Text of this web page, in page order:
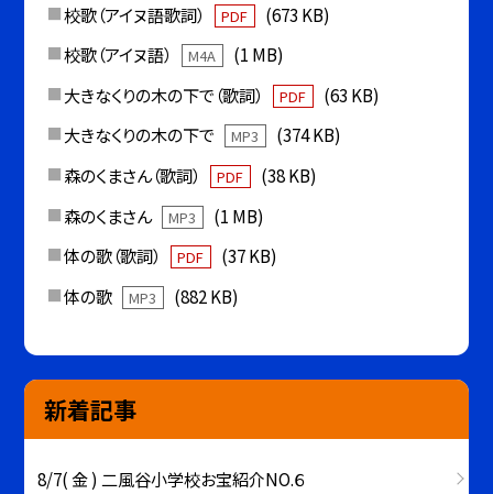
校歌（アイヌ語歌詞） PDF
(673 KB)
校歌（アイヌ語）
M4A
(1 MB)
大きなくりの木の下で（歌詞）
PDF
(63 KB)
大きなくりの木の下で
MP3
(374 KB)
森のくまさん（歌詞）
PDF
(38 KB)
森のくまさん
MP3
(1 MB)
体の歌（歌詞）
PDF
(37 KB)
体の歌
MP3 (882 KB)
新着記事
8/7( 金 ) 二風谷小学校お宝紹介NO.６